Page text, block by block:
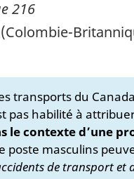
216
transports du
pas habilité à
le contexte d’une
poste masculins
de transport et